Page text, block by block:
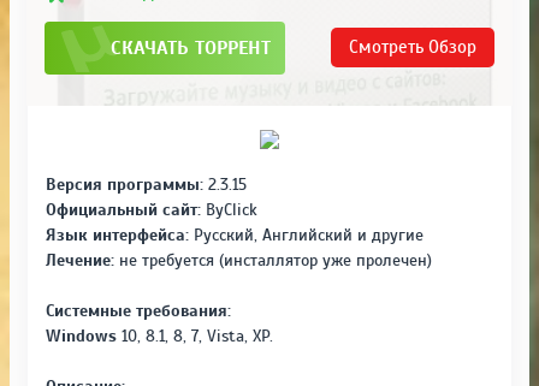
СКАЧАТЬ ТОРРЕНТ Смотреть Обзор
Версия программы: 2.3.15
Официальный сайт: ByClick
Язык интерфейса: Русский, Английский и другие
Лечение: не требуется (инсталлятор уже пролечен)
Системные требования:
Windows 10, 8.1, 8, 7, Vista, XP.